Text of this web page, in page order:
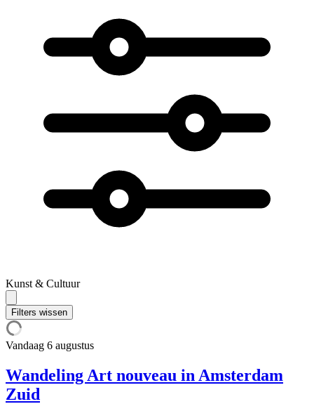
Kunst & Cultuur
Filters wissen
Vandaag 6 augustus
Wandeling Art nouveau in Amsterdam
Zuid